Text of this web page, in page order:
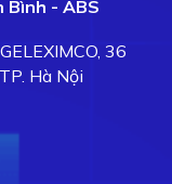
Bình - ABS
36
Hà Nội